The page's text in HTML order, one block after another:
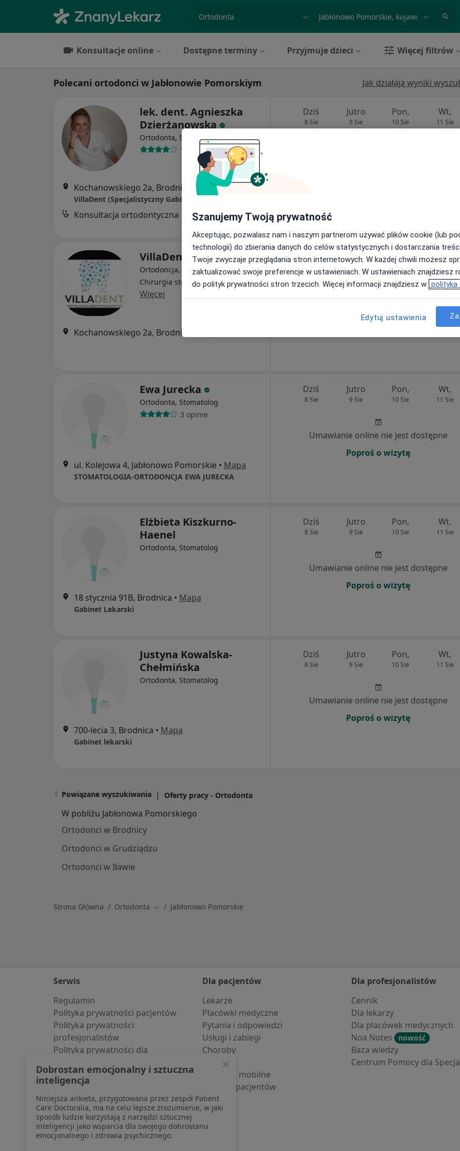
Konsultacje online Dostępne terminy Przyjmuje dzieci Więcej filtrów
Polecani ortodonci w Jabłonowie Pomorskiym Jak działają wyniki
lek. dent. Agnieszka
Dzierżanowska
Ortodonta, Stomatolog·Więcej
17 opinii
Kochanowskiego 2a, Brodnica • Mapa
Konsultacja ortodontyczna 150 zł
Dziś
8 Sie
Jutro
9 Sie
Pon,
10 Sie
Wt,
11 Sie
VillaDent
Ortodoncja, Stomatologia,
Chirurgia stomatologiczna·
Więcej
Kochanowskiego 2a, Brodnica
Dziś Jutro
9 Sie
Pon,
10 Sie
Wt,
11 Sie
Pokaż profil
Ewa Jurecka
Ortodonta, Stomatolog
3 opinie
ul. Kolejowa 4, Jabłonowo Pomorskie • Mapa
STOMATOLOGIA-ORTODONCJA EWA JURECKA
Dziś
8 Sie
Jutro
9 Sie
Pon,
10 Sie
Wt,
11 Sie
Umawianie online nie jest dostępne
Poproś o wizytę
Elżbieta Kiszkurno-
Haenel
Ortodonta, Stomatolog
18 stycznia 91B, Brodnica • Mapa
Gabinet Lekarski
Dziś
8 Sie
Jutro
9 Sie
Pon,
10 Sie
Wt,
11 Sie
Umawianie online nie jest dostępne
Poproś o wizytę
Justyna Kowalska-
Chełmińska
Ortodonta, Stomatolog
700-lecia 3, Brodnica • Mapa
Gabinet lekarski
Dziś
8 Sie
Jutro
9 Sie
Pon,
10 Sie
Wt,
11 Sie
Umawianie online nie jest dostępne
Poproś o wizytę
Powiązane wyszukiwania | Oferty pracy - Ortodonta
W pobliżu Jabłonowa Pomorskiego
Ortodonci w Brodnicy
Ortodonci w Grudziądzu
Ortodonci w Iławie
Strona Główna Ortodonta Zmień miasto
Jabłonowo Pomorskie
Serwis
Regulamin
Polityka prywatności pacjentów
Polityka prywatności
profesjonalistów
Polityka prywatności dla
pozyskaliśmy samodzielnie
Polityka cookies
Jak działają wyniki wyszukiwania
Dostępność
O nas
Praca Rekrutujemy!
Dla pacjentów
Lekarze
Placówki medyczne
Pytania i odpowiedzi
Usługi i zabiegi
Choroby
Pomoc
Aplikacje mobilne
Blog dla pacjentów
Dla profesjonalistów
Cennik
Dla lekarzy
Dla placówek medycznych
Noa Notes
nowość
Baza wiedzy
Centrum Pomocy dla
Szanujemy Twoją prywatność
Akceptując, pozwalasz nam i naszym partnerom używać plików cookie (lub
technologii) do zbierania danych do celów statystycznych i dostarczania
Twoje zwyczaje przeglądania stron internetowych. W każdej chwili możesz
zaktualizować swoje preferencje w ustawieniach. W ustawieniach znajdziesz
do polityk prywatności stron trzecich. Więcej informacji znajdziesz w polityka
Edytuj ustawienia
Dobrostan emocjonalny i sztuczna
inteligencja
Niniejsza ankieta, przygotowana przez zespół Patient
Care Doctoralia, ma na celu lepsze zrozumienie, w jaki
sposób ludzie korzystają z narzędzi sztucznej
inteligencji jako wsparcia dla swojego dobrostanu
emocjonalnego i zdrowia psychicznego.